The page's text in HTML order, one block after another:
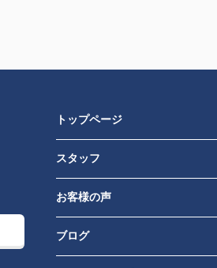
トップページ
スタッフ
お客様の声
ブログ